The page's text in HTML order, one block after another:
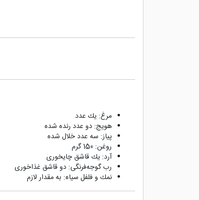
مرغ: یك عدد
هویج: دو عدد رنده شده
پیاز: سه عدد خلال شده
روغن: 150 گرم
آرد: یك قاشق چایخوری
رب گوجه‌فرنگی: دو قاشق غذاخوری
نمك و فلفل سیاه: به مقدار لازم